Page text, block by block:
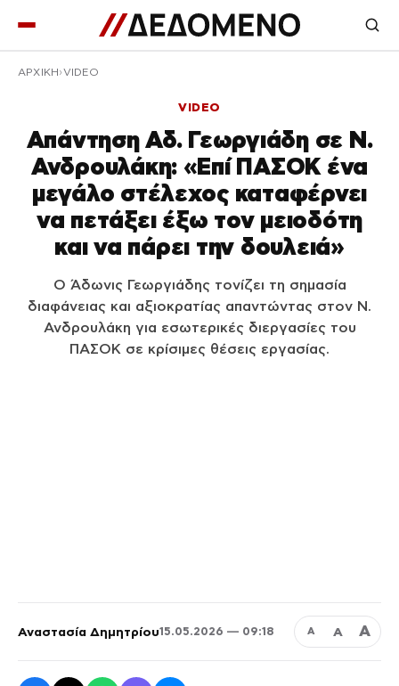
ΑΡΧΙΚΉ VIDEO
VIDEO
Απάντηση Αδ. Γεωργιάδη σε Ν.
Ανδρουλάκη: «Επί ΠΑΣΟΚ ένα
μεγάλο στέλεχος καταφέρνει
να πετάξει έξω τον μειοδότη
και να πάρει την δουλειά»
Ο Άδωνις Γεωργιάδης τονίζει τη σημασία
διαφάνειας και αξιοκρατίας απαντώντας στον Ν.
Ανδρουλάκη για εσωτερικές διεργασίες του
ΠΑΣΟΚ σε κρίσιμες θέσεις εργασίας.
Αναστασία Δημητρίου15.05.2026 — 09:18 Α Α Α